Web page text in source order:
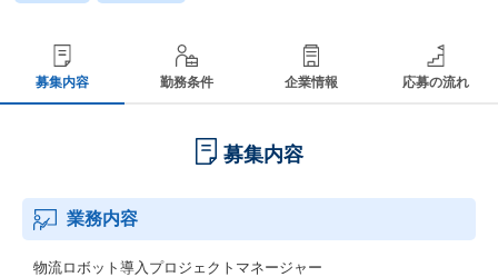
募集内容 勤務条件 企業情報 応募の流れ
募集内容
業務内容
物流ロボット導入プロジェクトマネージャー